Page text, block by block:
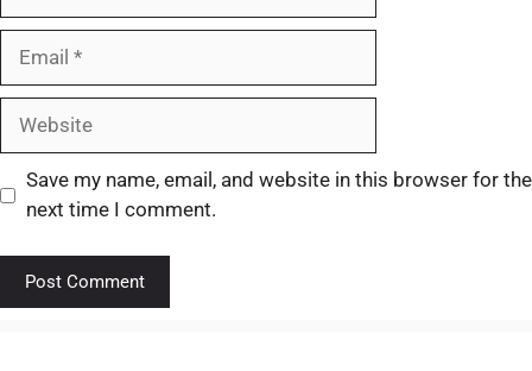
Save my name, email, and website in this browser for the
next time I comment.